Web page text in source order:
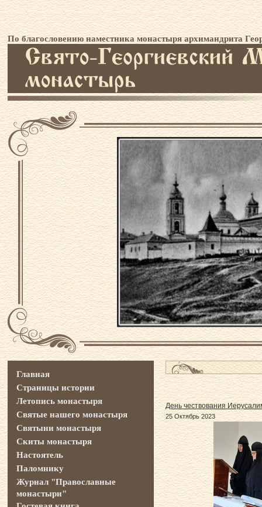
По благословению наместника монастыря архимандрита
День чествования
25 Октябрь 2023
Главная
Страницы истории
Летопись монастыря
Святые нашего монастыря
Святыни монастыря
Скиты монастыря
Настоятель
Паломнику
Журнал "Православные
монастыри"